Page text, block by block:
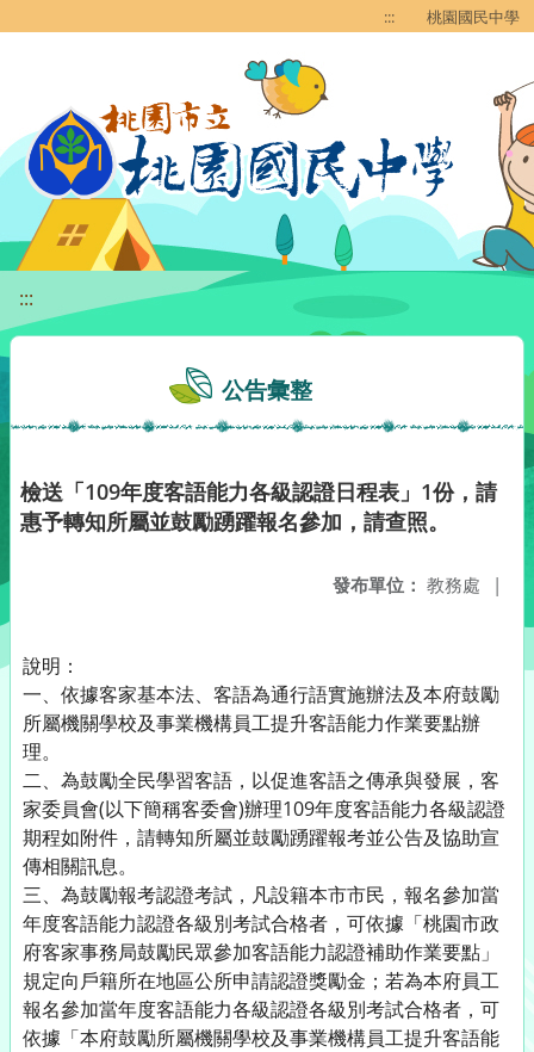
::: 桃園國民中學
:::
公告彙整
檢送「109年度客語能力各級認證日程表」1份，請
惠予轉知所屬並鼓勵踴躍報名參加，請查照。
發布單位： 教務處 |
說明：
一、依據客家基本法、客語為通行語實施辦法及本府鼓勵
所屬機關學校及事業機構員工提升客語能力作業要點辦
理。
二、為鼓勵全民學習客語，以促進客語之傳承與發展，客
家委員會(以下簡稱客委會)辦理109年度客語能力各級認證
期程如附件，請轉知所屬並鼓勵踴躍報考並公告及協助宣
傳相關訊息。
三、為鼓勵報考認證考試，凡設籍本市市民，報名參加當
年度客語能力認證各級別考試合格者，可依據「桃園市政
府客家事務局鼓勵民眾參加客語能力認證補助作業要點」
規定向戶籍所在地區公所申請認證獎勵金；若為本府員工
報名參加當年度客語能力各級認證各級別考試合格者，可
依據「本府鼓勵所屬機關學校及事業機構員工提升客語能